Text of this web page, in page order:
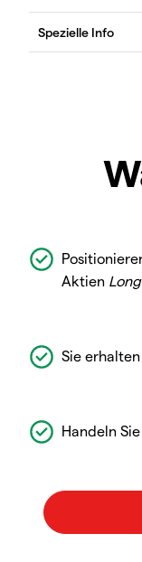
Aktien Long
Sie
Handeln